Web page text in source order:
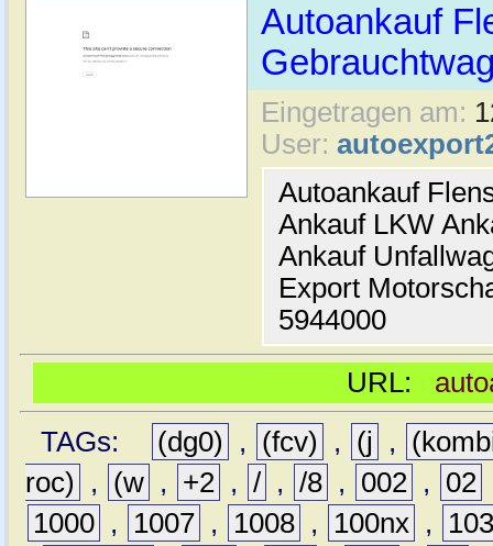
Autoankauf
Eingetragen am:
User:
Autoankauf
Ankauf LKW
Ankauf
Export
5944000
URL:
TAGs:
(dg0) , (fcv) , (j ,
roc)
, (w , +2 , / , /8 , 002 , 02
1000 , 1007 , 1008 , 100nx ,